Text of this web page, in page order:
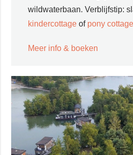
wildwaterbaan. Verblijfstip:
kindercottageof pony cottage
Meer info & boeken